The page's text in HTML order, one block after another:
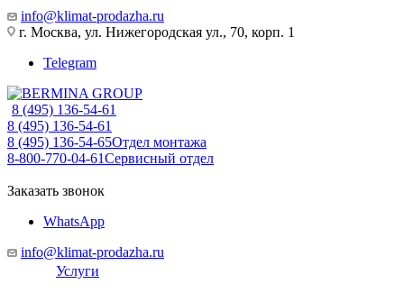
info@klimat-prodazha.ru
г. Москва, ул. Нижегородская ул., 70, корп. 1
Telegram
8 (495) 136-54-61
8 (495) 136-54-61
8 (495) 136-54-65Отдел монтажа
8-800-770-04-61Сервисный отдел
Заказать звонок
WhatsApp
info@klimat-prodazha.ru
Услуги